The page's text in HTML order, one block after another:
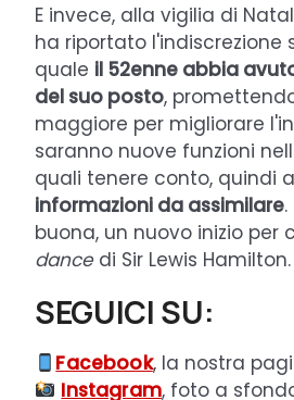
E invece, alla vigilia di
ha riportato l'indiscrezione
quale il 52enne abbia
del suo posto,
maggiore per migliorare
saranno nuove funzioni
quali tenere conto, quindi
informazioni da assimilare
buona, un nuovo inizio per
dancedi Sir Lewis Hamilton.
SEGUICI SU:
Facebook, la nostra
Instagram, foto a